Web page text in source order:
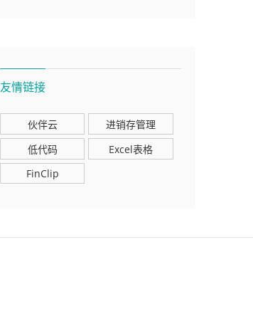
友情链接
伙伴云
进销存管理
低代码
Excel表格
FinClip